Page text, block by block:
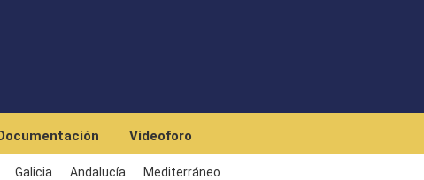
Videoforo
Galicia Andalucía Mediterráneo